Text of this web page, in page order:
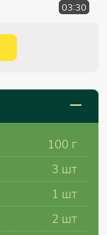
03:30
100 г
3 шт
1 шт
2 шт